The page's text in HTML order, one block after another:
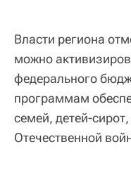
Власти региона
можно
федерального
программам
семей, детей-
Отечественной